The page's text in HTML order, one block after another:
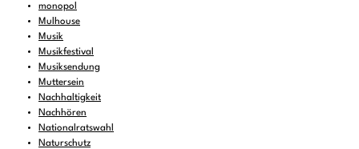
monopol
Mulhouse
Musik
Musikfestival
Musiksendung
Muttersein
Nachhaltigkeit
Nachhören
Nationalratswahl
Naturschutz